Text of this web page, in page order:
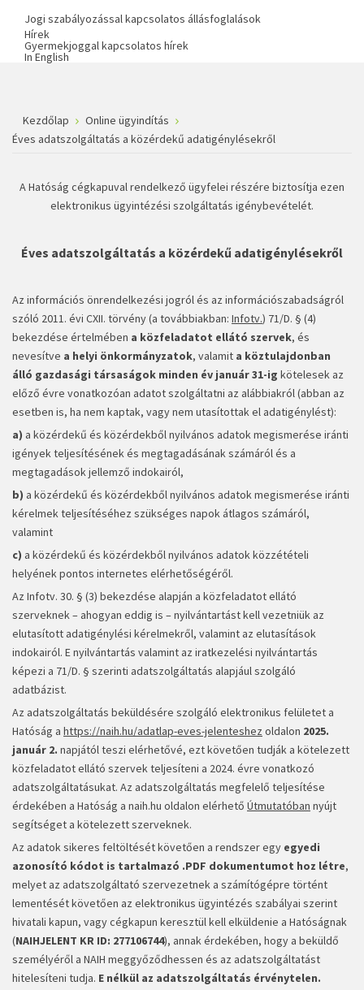
Jogi szabályozással kapcsolatos állásfoglalások
Hírek
Gyermekjoggal kapcsolatos hírek
In English
Kezdőlap
Online ügyindítás
Éves adatszolgáltatás a közérdekű adatigénylésekről
A Hatóság cégkapuval rendelkező ügyfelei részére biztosítja ezen
elektronikus ügyintézési szolgáltatás igénybevételét.
Éves adatszolgáltatás a közérdekű adatigénylésekről
Az információs önrendelkezési jogról és az információszabadságról
szóló 2011. évi CXII. törvény (a továbbiakban: Infotv.) 71/D. § (4)
bekezdése értelmében a közfeladatot ellátó szervek, és
nevesítve a helyi önkormányzatok, valamit a köztulajdonban
álló gazdasági társaságok minden év január 31-ig kötelesek az
előző évre vonatkozóan adatot szolgáltatni az alábbiakról (abban az
esetben is, ha nem kaptak, vagy nem utasítottak el adatigénylést):
a) a közérdekű és közérdekből nyilvános adatok megismerése iránti
igények teljesítésének és megtagadásának számáról és a
megtagadások jellemző indokairól,
b) a közérdekű és közérdekből nyilvános adatok megismerése iránti
kérelmek teljesítéséhez szükséges napok átlagos számáról,
valamint
c) a közérdekű és közérdekből nyilvános adatok közzétételi
helyének pontos internetes elérhetőségéről.
Az Infotv. 30. § (3) bekezdése alapján a közfeladatot ellátó
szerveknek – ahogyan eddig is – nyilvántartást kell vezetniük az
elutasított adatigénylési kérelmekről, valamint az elutasítások
indokairól. E nyilvántartás valamint az iratkezelési nyilvántartás
képezi a 71/D. § szerinti adatszolgáltatás alapjául szolgáló
adatbázist.
Az adatszolgáltatás beküldésére szolgáló elektronikus felületet a
Hatóság a https://naih.hu/adatlap-eves-jelenteshez oldalon 2025.
január 2. napjától teszi elérhetővé, ezt követően tudják a kötelezett
közfeladatot ellátó szervek teljesíteni a 2024. évre vonatkozó
adatszolgáltatásukat. Az adatszolgáltatás megfelelő teljesítése
érdekében a Hatóság a naih.hu oldalon elérhető Útmutatóban nyújt
segítséget a kötelezett szerveknek.
Az adatok sikeres feltöltését követően a rendszer egy egyedi
azonosító kódot is tartalmazó .PDF dokumentumot hoz létre,
melyet az adatszolgáltató szervezetnek a számítógépre történt
lementését követően az elektronikus ügyintézés szabályai szerint
hivatali kapun, vagy cégkapun keresztül kell elküldenie a Hatóságnak
(NAIHJELENT KR ID: 277106744), annak érdekében, hogy a beküldő
személyéről a NAIH meggyőződhessen és az adatszolgáltatást
hitelesíteni tudja. E nélkül az adatszolgáltatás érvénytelen.